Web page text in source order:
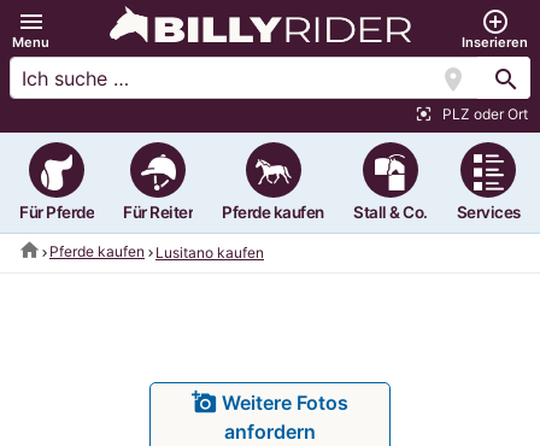
menu
Menu
add_circle_outline
Inserieren
location_on search
center_focus_strong PLZ oder Ort
Für Pferde Für Reiter Pferde kaufen Stall & Co. Services
home Pferde kaufen Lusitano kaufen
add_a_photo Weitere Fotos
anfordern